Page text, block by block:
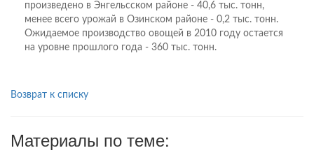
произведено в Энгельсском районе - 40,6 тыс. тонн,
менее всего урожай в Озинском районе - 0,2 тыс. тонн.
Ожидаемое производство овощей в 2010 году остается
на уровне прошлого года - 360 тыс. тонн.
Возврат к списку
Материалы по теме: